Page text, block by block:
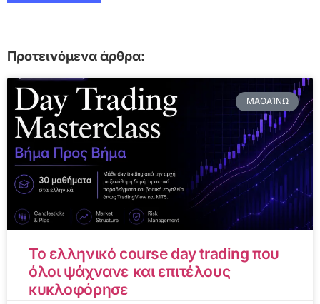
Προτεινόμενα άρθρα:
ΜΑΘΑΊΝΩ
Το ελληνικό course day trading που
όλοι ψάχνανε και επιτέλους
κυκλοφόρησε